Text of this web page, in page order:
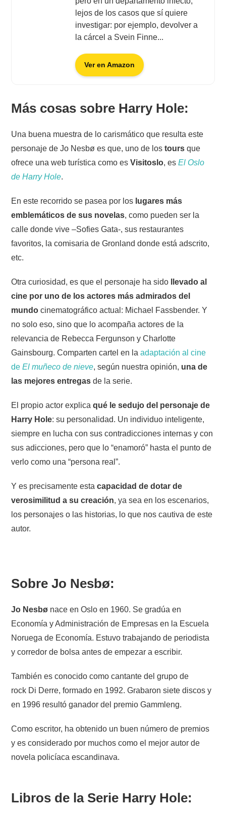
lejos de los casos que sí quiere
investigar: por ejemplo, devolver a
la cárcel a Svein Finne...
Ver en Amazon
Más cosas sobre Harry Hole:
Una buena muestra de lo carismático que resulta este
personaje de Jo Nesbø es que, uno de lostours que
ofrece una web turística como esVisitoslo, esEl Oslo
de Harry Hole.
En este recorrido se pasea por los lugares más
emblemáticos de sus novelas, como pueden ser la
calle donde vive –Sofies Gata-, sus restaurantes
favoritos, la comisaria de Gronland donde está adscrito,
etc.
Otra curiosidad, es que el personaje ha sido
llevado al
cine por uno de los actores más admirados del
mundocinematográfico actual: Michael Fassbender. Y
no solo eso, sino que lo acompaña actores de la
relevancia de Rebecca Fergunson y Charlotte
Gainsbourg. Comparten cartel en laadaptación al cine
deEl muñeco de nieve, según nuestra opinión, una de
las mejores entregas de la serie.
El propio actor explicaqué le sedujo del personaje de
Harry Hole: su personalidad. Un individuo inteligente,
siempre en lucha con sus contradicciones internas y con
sus adicciones, pero que lo “enamoró” hasta el punto de
verlo como una “persona real”.
Y es precisamente estacapacidad de dotar de
verosimilitud a su creación, ya sea en los escenarios,
los personajes o las historias, lo que nos cautiva de este
autor.
Sobre Jo Nesbø:
Jo Nesbø nace en Oslo en 1960. Se gradúa en
Economía y Administración de Empresas en la Escuela
Noruega de Economía. Estuvo trabajando de periodista
y corredor de bolsa antes de empezar a escribir.
También es conocido como cantante del grupo de
rock Di Derre, formado en 1992. Grabaron siete discos y
en 1996 resultó ganador del premio Gammleng.
Como escritor, ha obtenido un buen número de premios
y es considerado por muchos como el mejor autor de
novela policíaca escandinava.
Libros de la Serie Harry Hole: